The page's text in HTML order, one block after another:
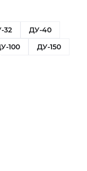
32
ДУ-40
100
ДУ-150